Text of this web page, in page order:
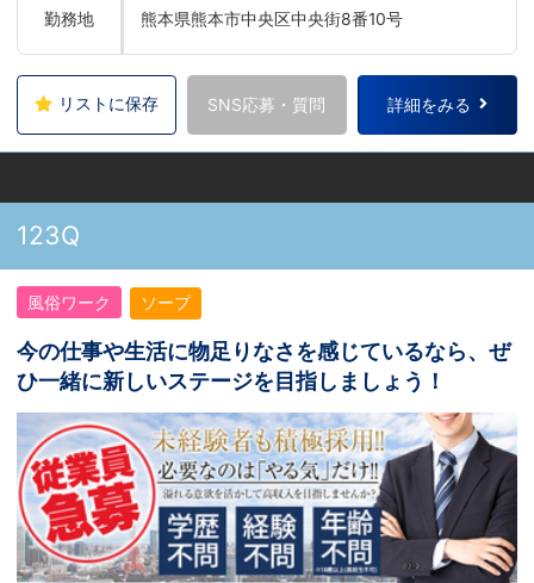
勤務地 熊本県熊本市中央区中央街8番10号
リストに保存 SNS応募・質問 詳細をみる
123Q
風俗ワーク ソープ
今の仕事や生活に物足りなさを感じているなら、ぜ
ひ一緒に新しいステージを目指しましょう！